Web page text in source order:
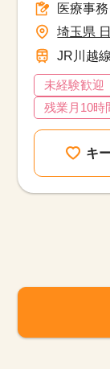
医療事
埼玉県
JR川越
未経験歓迎
残業月10時
キ